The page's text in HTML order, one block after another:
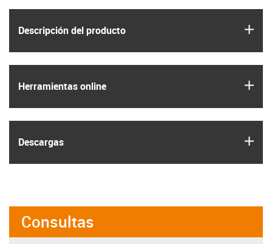
Descripción del producto
Herramientas online
Descargas
Consultas